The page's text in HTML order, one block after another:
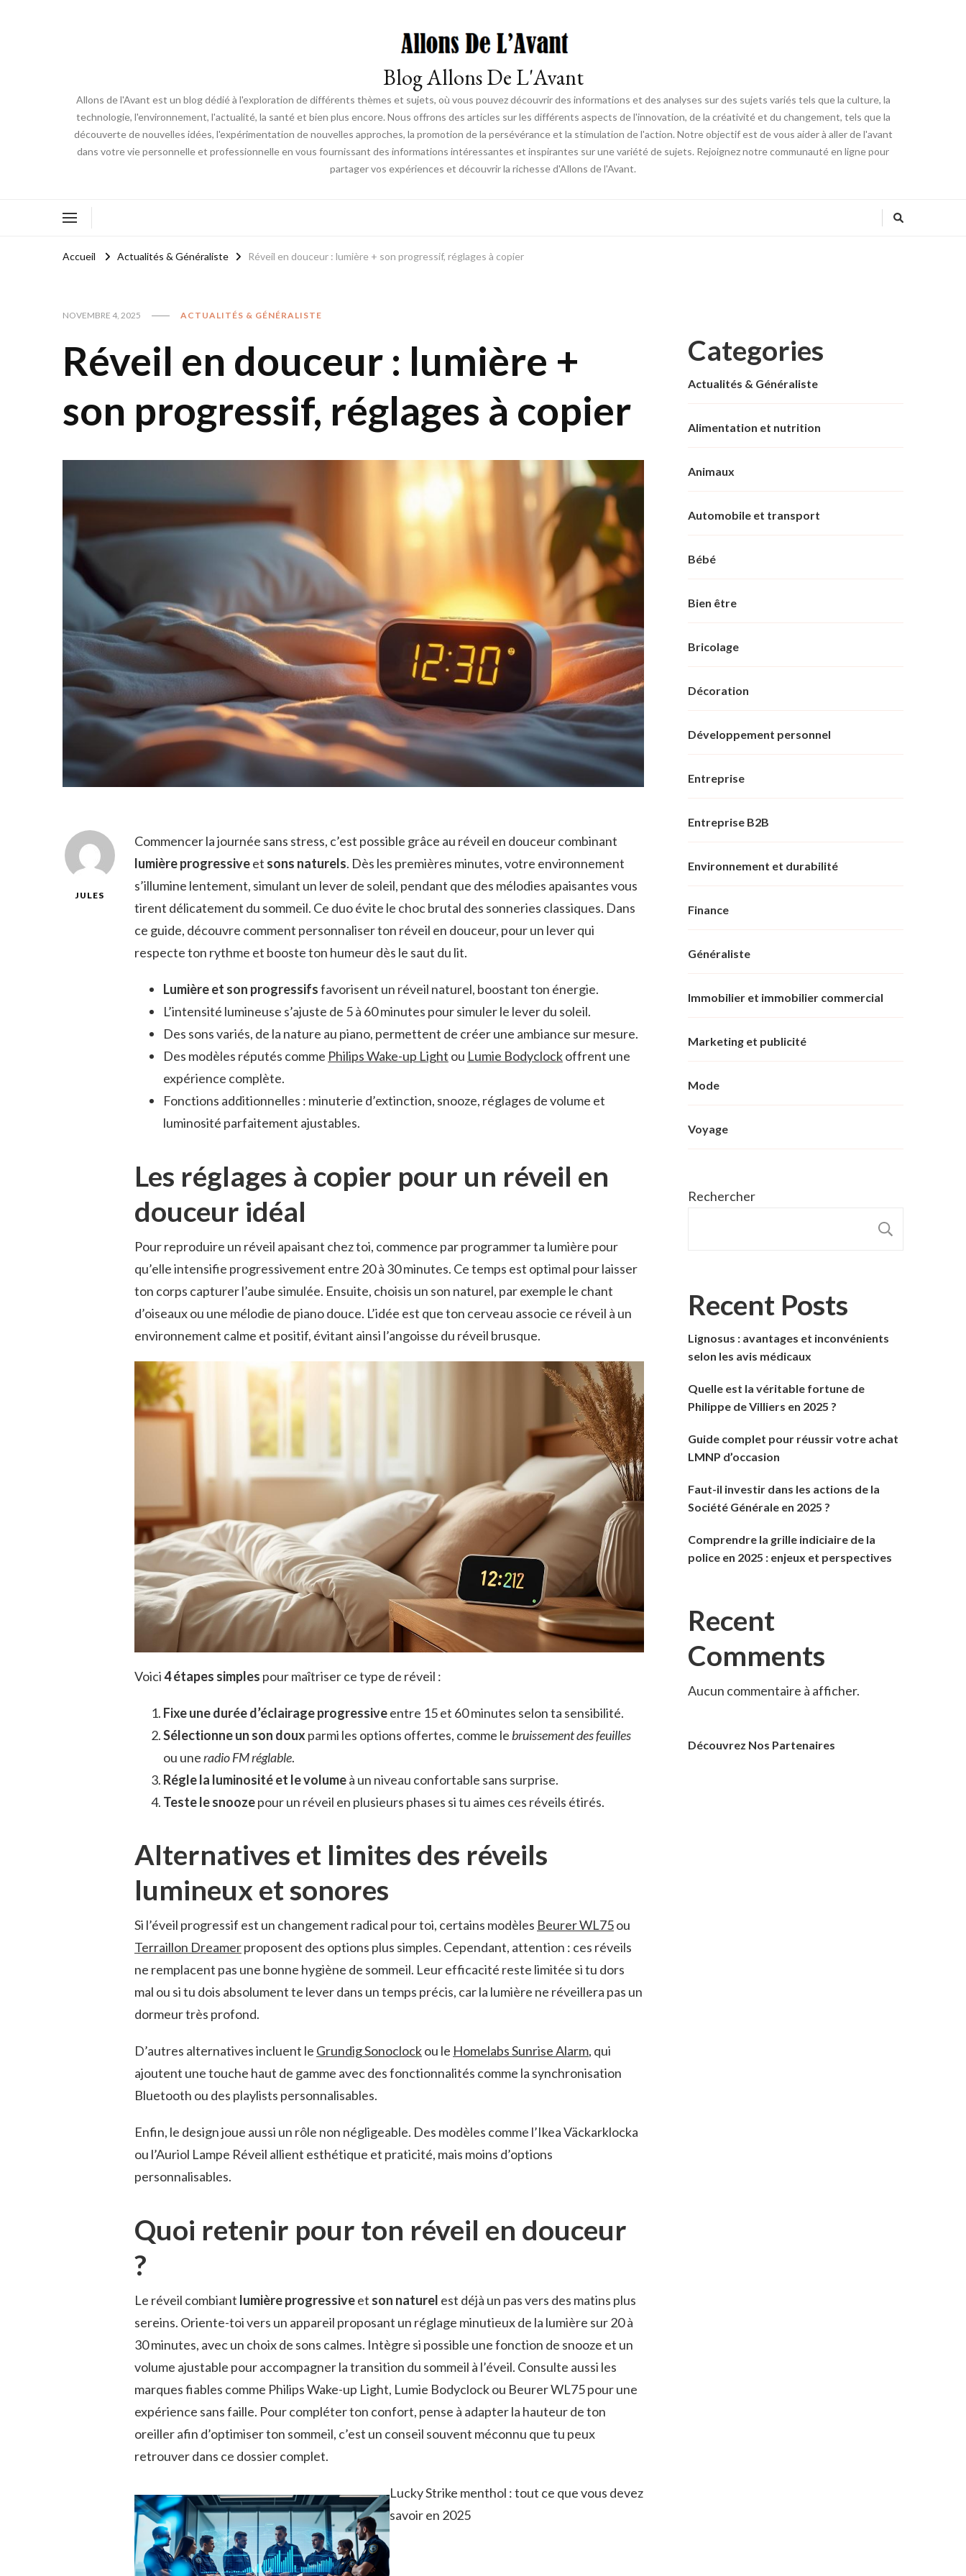
Blog Allons De L'Avant
Allons de l'Avant est un blog dédié à l'exploration de différents thèmes et sujets, où vous pouvez découvrir des informations et des analyses sur des sujets variés tels que la culture, la
technologie, l'environnement, l'actualité, la santé et bien plus encore. Nous offrons des articles sur les différents aspects de l'innovation, de la créativité et du changement, tels que la
découverte de nouvelles idées, l'expérimentation de nouvelles approches, la promotion de la persévérance et la stimulation de l'action. Notre objectif est de vous aider à aller de l'avant
dans votre vie personnelle et professionnelle en vous fournissant des informations intéressantes et inspirantes sur une variété de sujets. Rejoignez notre communauté en ligne pour
partager vos expériences et découvrir la richesse d'Allons de l'Avant.
Accueil Actualités & Généraliste Réveil en douceur : lumière + son progressif, réglages à copier
NOVEMBRE 4, 2025 ACTUALITÉS & GÉNÉRALISTE
Réveil en douceur : lumière +
son progressif, réglages à copier
JULES
Commencer la journée sans stress, c’est possible grâce au réveil en douceur combinant
lumière progressiveet sons naturels. Dès les premières minutes, votre environnement
s’illumine lentement, simulant un lever de soleil, pendant que des mélodies apaisantes vous
tirent délicatement du sommeil. Ce duo évite le choc brutal des sonneries classiques. Dans
ce guide, découvre comment personnaliser ton réveil en douceur, pour un lever qui
respecte ton rythme et booste ton humeur dès le saut du lit.
Lumière et son progressifsfavorisent un réveil naturel, boostant ton énergie.
L’intensité lumineuse s’ajuste de 5 à 60 minutes pour simuler le lever du soleil.
Des sons variés, de la nature au piano, permettent de créer une ambiance sur mesure.
Des modèles réputés comme Philips Wake-up Light ou Lumie Bodyclockoffrent une
expérience complète.
Fonctions additionnelles : minuterie d’extinction, snooze, réglages de volume et
luminosité parfaitement ajustables.
Les réglages à copier pour un réveil en
douceur idéal
Pour reproduire un réveil apaisant chez toi, commence par programmer ta lumière pour
qu’elle intensifie progressivement entre 20 à 30 minutes. Ce temps est optimal pour laisser
ton corps capturer l’aube simulée. Ensuite, choisis un son naturel, par exemple le chant
d’oiseaux ou une mélodie de piano douce. L’idée est que ton cerveau associe ce réveil à un
environnement calme et positif, évitant ainsi l’angoisse du réveil brusque.
Voici4 étapes simples pour maîtriser ce type de réveil :
Fixe une durée d’éclairage progressiveentre 15 et 60 minutes selon ta sensibilité.
Sélectionne un son doux parmi les options offertes, comme le bruissement des feuilles
ou uneradio FM réglable.
Régle la luminosité et le volumeà un niveau confortable sans surprise.
Teste le snoozepour un réveil en plusieurs phases si tu aimes ces réveils étirés.
Alternatives et limites des réveils
lumineux et sonores
Si l’éveil progressif est un changement radical pour toi, certains modèles Beurer WL75ou
Terraillon Dreamerproposent des options plus simples. Cependant, attention : ces réveils
ne remplacent pas une bonne hygiène de sommeil. Leur efficacité reste limitée si tu dors
mal ou si tu dois absolument te lever dans un temps précis, car la lumière ne réveillera pas un
dormeur très profond.
D’autres alternatives incluent le Grundig Sonoclockou le Homelabs Sunrise Alarm, qui
ajoutent une touche haut de gamme avec des fonctionnalités comme la synchronisation
Bluetooth ou des playlists personnalisables.
Enfin, le design joue aussi un rôle non négligeable. Des modèles comme l’Ikea Väckarklocka
ou l’Auriol Lampe Réveil allient esthétique et praticité, mais moins d’options
personnalisables.
Quoi retenir pour ton réveil en douceur
?
Le réveil combiant lumière progressiveet son naturel est déjà un pas vers des matins plus
sereins. Oriente-toi vers un appareil proposant un réglage minutieux de la lumière sur 20 à
30 minutes, avec un choix de sons calmes. Intègre si possible une fonction de snooze et un
volume ajustable pour accompagner la transition du sommeil à l’éveil. Consulte aussi les
marques fiables comme Philips Wake-up Light, Lumie Bodyclock ou Beurer WL75 pour une
expérience sans faille. Pour compléter ton confort, pense à adapter la hauteur de ton
oreiller afin d’optimiser ton sommeil, c’est un conseil souvent méconnu que tu peux
retrouver dans ce dossier complet.
Lucky Strike menthol : tout ce que vous devez
savoir en 2025
Categories
Actualités & Généraliste
Alimentation et nutrition
Animaux
Automobile et transport
Bébé
Bien être
Bricolage
Décoration
Développement personnel
Entreprise
Entreprise B2B
Environnement et durabilité
Finance
Généraliste
Immobilier et immobilier commercial
Marketing et publicité
Mode
Voyage
Rechercher
Recent Posts
Lignosus : avantages et inconvénients
selon les avis médicaux
Quelle est la véritable fortune de
Philippe de Villiers en 2025 ?
Guide complet pour réussir votre achat
LMNP d’occasion
Faut-il investir dans les actions de la
Société Générale en 2025 ?
Comprendre la grille indiciaire de la
police en 2025 : enjeux et perspectives
Recent
Comments
Aucun commentaire à afficher.
Découvrez Nos Partenaires